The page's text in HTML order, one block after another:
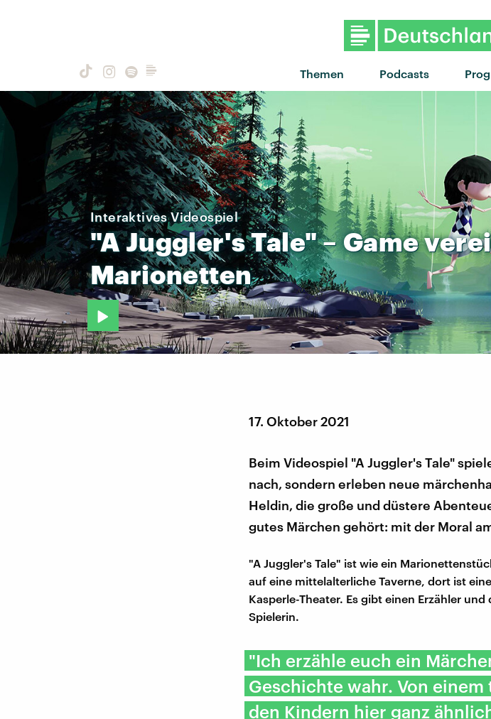
Themen Podcasts
Interaktives Videospiel
"AJuggler'sTale"–Game
Marionetten
17. Oktober 2021
Beim Videospiel "A Juggler's Tale"
nach, sondern erleben neue
Heldin, die große und düstere
gutes Märchen gehört: mit der Moral
"A Juggler's Tale" ist wie ein
auf eine mittelalterliche Taverne, dort ist
Kasperle-Theater. Es gibt einen Erzähler
Spielerin.
"Ich erzähle euch ein
Geschichte wahr. Von
den Kindern hier ganz